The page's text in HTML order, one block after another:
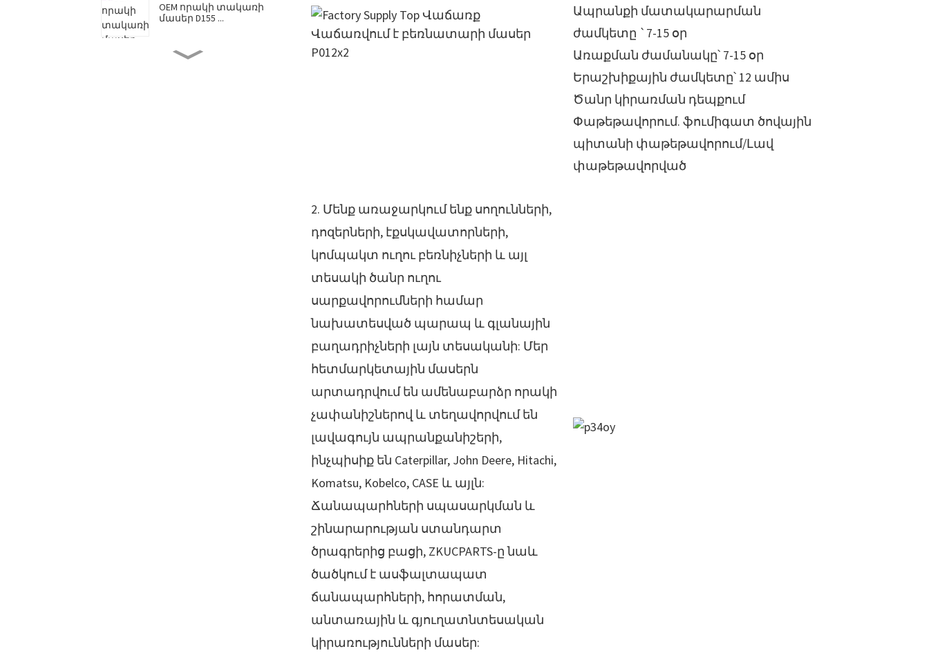
OEM որակի տակառի
մասեր D155 ...
Ապրանքի մատակարարման
ժամկետը `7-15 օր
Առաքման ժամանակը՝ 7-15 օր
Երաշխիքային ժամկետը՝ 12 ամիս
Ծանր կիրառման դեպքում
Փաթեթավորում. ֆումիգատ ծովային
պիտանի փաթեթավորում/Լավ
փաթեթավորված
2. Մենք առաջարկում ենք սողունների,
դոզերների, էքսկավատորների,
կոմպակտ ուղու բեռնիչների և այլ
տեսակի ծանր ուղու
սարքավորումների համար
նախատեսված պարապ և գլանային
բաղադրիչների լայն տեսականի: Մեր
հետմարկետային մասերն
արտադրվում են ամենաբարձր որակի
չափանիշներով և տեղավորվում են
լավագույն ապրանքանիշերի,
ինչպիսիք են Caterpillar, John Deere, Hitachi,
Komatsu, Kobelco, CASE և այլն:
Ճանապարհների սպասարկման և
շինարարության ստանդարտ
ծրագրերից բացի, ZKUCPARTS-ը նաև
ծածկում է ասֆալտապատ
ճանապարհների, հորատման,
անտառային և գյուղատնտեսական
կիրառությունների մասեր: